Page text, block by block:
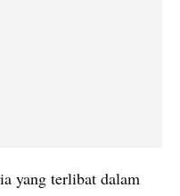
yang terlibat dalam